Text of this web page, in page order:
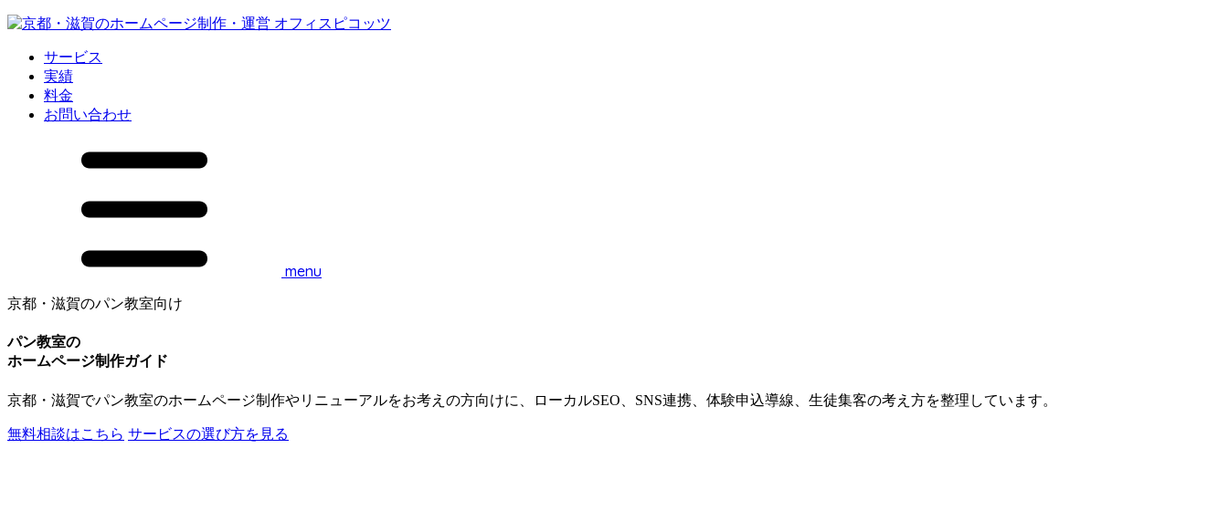
サービス
実績
料金
お問い合わせ
menu
京都・滋賀のパン教室向け
パン教室の
ホームページ制作ガイド
京都・滋賀でパン教室のホームページ制作やリニューアルをお考えの方向けに、ローカルSEO、SNS連携、体験申込導線、生徒集客の考え方を整理しています。
無料相談はこちら サービスの選び方を見る